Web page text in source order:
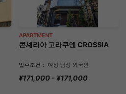
APARTMENT
콘셰리아 고라쿠엔 CROSSIA
입주조건： 여성 남성 외국인
¥171,000 - ¥171,000